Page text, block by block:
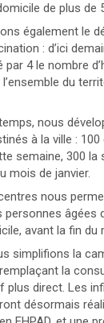
de plus de
également le
: d’ici
par 4 le nombre
du
nous
à la ville :
semaine, 300 la
mois de janvier.
nous
personnes âgées
avant la fin du
simplifions la
la
plus direct. Les
désormais